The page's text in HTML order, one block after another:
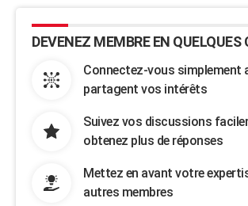
DEVENEZ MEMBRE EN QUELQUES
Connectez-vous simplement
partagent vos intérêts
Suivez vos discussions
obtenez plus de réponses
Mettez en avant votre
autres membres